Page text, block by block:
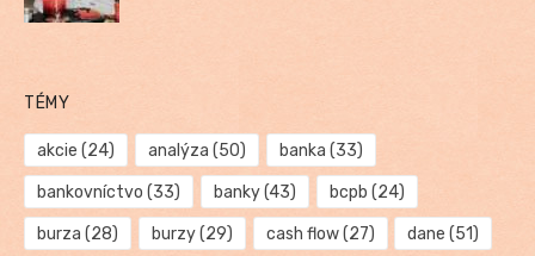
TÉMY
akcie (24) analýza (50) banka (33)
bankovníctvo (33) banky(43) bcpb (24)
burza (28) burzy(29) cash flow(27) dane (51)